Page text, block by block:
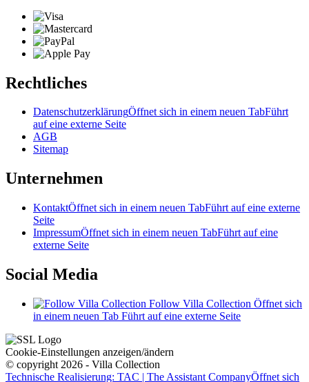
Rechtliches
DatenschutzerklärungÖffnet sich in einem neuen TabFührt
auf eine externe Seite
AGB
Sitemap
Unternehmen
KontaktÖffnet sich in einem neuen TabFührt auf eine externe
Seite
ImpressumÖffnet sich in einem neuen TabFührt auf eine
externe Seite
Social Media
Follow Villa Collection Öffnet sich
in einem neuen Tab Führt auf eine externe Seite
Cookie-Einstellungen anzeigen/ändern
© copyright 2026 - Villa Collection
Technische Realisierung: TAC | The Assistant CompanyÖffnet sich